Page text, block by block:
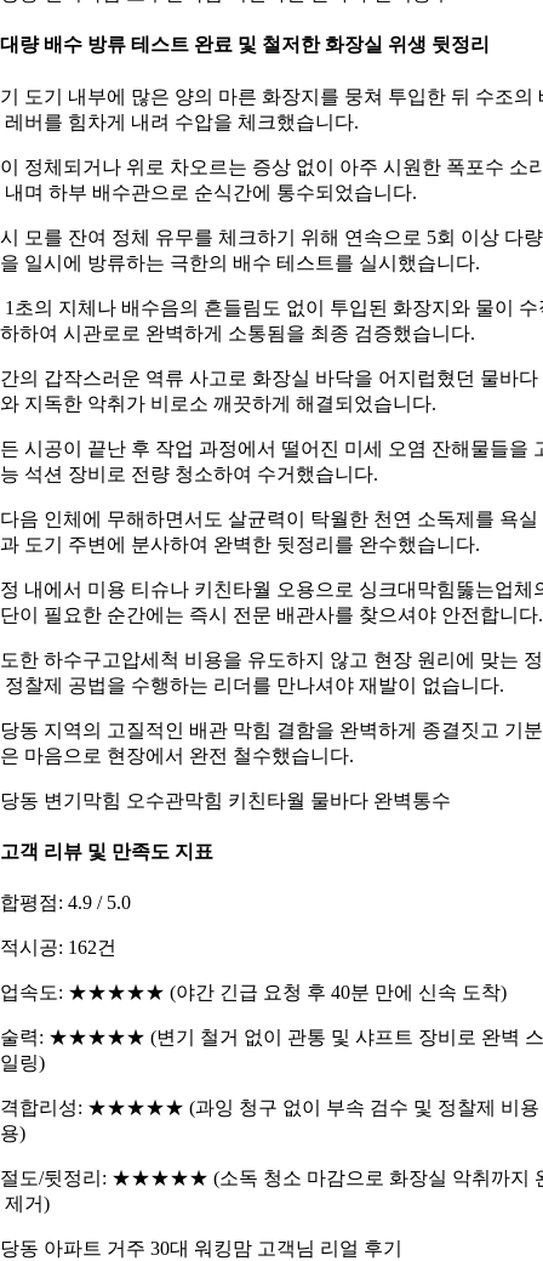
량 배수 방류 테스트 완료 및 철저한 화장실 위생 뒷정리
도기 내부에 많은 양의 마른 화장지를 뭉쳐 투입한 뒤 수조의
레버를 힘차게 내려 수압을 체크했습니다.
정체되거나 위로 차오르는 증상 없이 아주 시원한 폭포수 소
내며 하부 배수관으로 순식간에 통수되었습니다.
모를 잔여 정체 유무를 체크하기 위해 연속으로 5회 이상 다
일시에 방류하는 극한의 배수 테스트를 실시했습니다.
1초의 지체나 배수음의 흔들림도 없이 투입된 화장지와 물이 수
하여 시관로로 완벽하게 소통됨을 최종 검증했습니다.
의 갑작스러운 역류 사고로 화장실 바닥을 어지럽혔던 물바다
지독한 악취가 비로소 깨끗하게 해결되었습니다.
시공이 끝난 후 작업 과정에서 떨어진 미세 오염 잔해물들을
석션 장비로 전량 청소하여 수거했습니다.
음 인체에 무해하면서도 살균력이 탁월한 천연 소독제를 욕실
도기 주변에 분사하여 완벽한 뒷정리를 완수했습니다.
내에서 미용 티슈나 키친타월 오용으로 싱크대막힘뚫는업체
이 필요한 순간에는 즉시 전문 배관사를 찾으셔야 안전합니다.
한 하수구고압세척 비용을 유도하지 않고 현장 원리에 맞는
정찰제 공법을 수행하는 리더를 만나셔야 재발이 없습니다.
동 지역의 고질적인 배관 막힘 결함을 완벽하게 종결짓고 기분
마음으로 현장에서 완전 철수했습니다.
동 변기막힘 오수관막힘 키친타월 물바다 완벽통수
객 리뷰 및 만족도 지표
평점: 4.9 / 5.0
시공: 162건
속도: ★★★★★ (야간 긴급 요청 후 40분 만에 신속 도착)
력: ★★★★★ (변기 철거 없이 관통 및 샤프트 장비로 완벽 스
링)
합리성: ★★★★★ (과잉 청구 없이 부속 검수 및 정찰제 비용
)
도/뒷정리: ★★★★★ (소독 청소 마감으로 화장실 악취까지
제거)
동 아파트 거주 30대 워킹맘 고객님 리얼 후기